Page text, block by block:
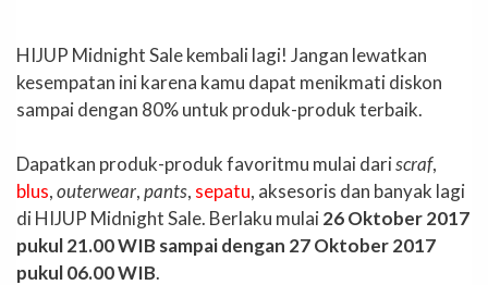
HIJUP Midnight Sale kembali lagi! Jangan lewatkan
kesempatan ini karena kamu dapat menikmati diskon
sampai dengan 80% untuk produk-produk terbaik.
Dapatkan produk-produk favoritmu mulai dariscraf,
blus,outerwear,pants, sepatu, aksesoris dan banyak lagi
di HIJUP Midnight Sale. Berlaku mulai26 Oktober 2017
pukul 21.00 WIB sampai dengan 27 Oktober 2017
pukul 06.00 WIB.